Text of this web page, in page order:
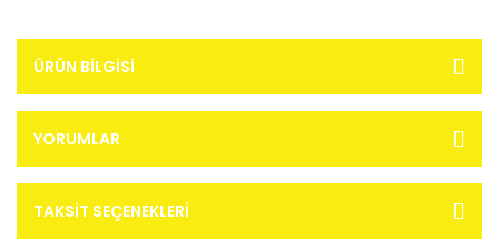
ÜRÜN BILGISI
YORUMLAR
TAKSIT SEÇENEKLERI